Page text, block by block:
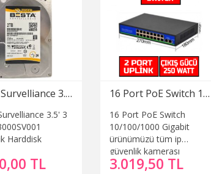
Besta Survelliance 3.5' 3 TB BS3000SV001 Güvenlik Harddisk
3.5' 3
Harddisk
TL
16 Port PoE Switch 10/100/1000 Gigabit
16 Port PoE Switch
10/100/1000 Gigabit
ürünümüzü tüm ip
güvenlik kamerası
sistemlerinde
3.019,50 TL